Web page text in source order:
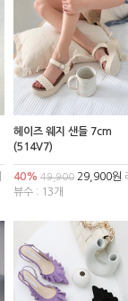
헤이즈 웨지 샌들 7cm
(514V7)
40% 49,90029,900원
뷰수 : 13개